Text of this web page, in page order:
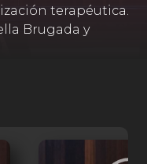
terapéutica.
Brugada y